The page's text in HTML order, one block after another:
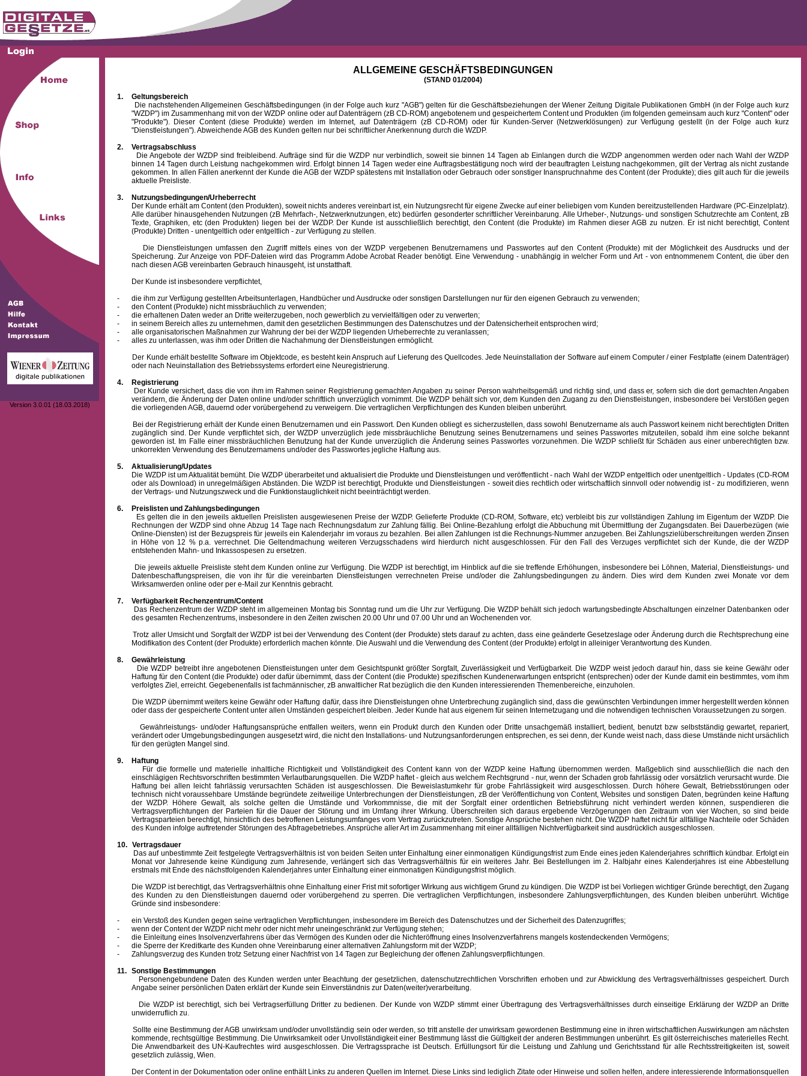
Version 3.0.01 (18.03.2018)
ALLGEMEINE GESCHÄFTSBEDINGUNGEN
(STAND 01/2004)
1.
Geltungsbereich
Die nachstehenden Allgemeinen Geschäftsbedingungen (in der Folge auch kurz "AGB") gelten für die Geschäftsbeziehungen der Wiener Zeitung Digitale Publikationen GmbH (in der Folge auch kurz
"WZDP") im Zusammenhang mit von der WZDP online oder auf Datenträgern (zB CD-ROM) angebotenem und gespeichertem Content und Produkten (im folgenden gemeinsam auch kurz "Content" oder
"Produkte"). Dieser Content (diese Produkte) werden im Internet, auf Datenträgern (zB CD-ROM) oder für Kunden-Server (Netzwerklösungen) zur Verfügung gestellt (in der Folge auch kurz
"Dienstleistungen"). Abweichende AGB des Kunden gelten nur bei schriftlicher Anerkennung durch die WZDP.
2.
Vertragsabschluss
Die Angebote der WZDP sind freibleibend. Aufträge sind für die WZDP nur verbindlich, soweit sie binnen 14 Tagen ab Einlangen durch die WZDP angenommen werden oder nach Wahl der WZDP
binnen 14 Tagen durch Leistung nachgekommen wird. Erfolgt binnen 14 Tagen weder eine Auftragsbestätigung noch wird der beauftragten Leistung nachgekommen, gilt der Vertrag als nicht zustande
gekommen. In allen Fällen anerkennt der Kunde die AGB der WZDP spätestens mit Installation oder Gebrauch oder sonstiger Inanspruchnahme des Content (der Produkte); dies gilt auch für die jeweils
aktuelle Preisliste.
3.
Nutzungsbedingungen/Urheberrecht
Der Kunde erhält am Content (den Produkten), soweit nichts anderes vereinbart ist, ein Nutzungsrecht für eigene Zwecke auf einer beliebigen vom Kunden bereitzustellenden Hardware (PC-Einzelplatz).
Alle darüber hinausgehenden Nutzungen (zB Mehrfach-, Netzwerknutzungen, etc) bedürfen gesonderter schriftlicher Vereinbarung. Alle Urheber-, Nutzungs- und sonstigen Schutzrechte am Content, zB
Texte, Graphiken, etc (den Produkten) liegen bei der WZDP. Der Kunde ist ausschließlich berechtigt, den Content (die Produkte) im Rahmen dieser AGB zu nutzen. Er ist nicht berechtigt, Content
(Produkte) Dritten - unentgeltlich oder entgeltlich - zur Verfügung zu stellen.
Die Dienstleistungen umfassen den Zugriff mittels eines von der WZDP vergebenen Benutzernamens und Passwortes auf den Content (Produkte) mit der Möglichkeit des Ausdrucks und der
Speicherung. Zur Anzeige von PDF-Dateien wird das Programm Adobe Acrobat Reader benötigt. Eine Verwendung - unabhängig in welcher Form und Art - von entnommenem Content, die über den
nach diesen AGB vereinbarten Gebrauch hinausgeht, ist unstatthaft.
Der Kunde ist insbesondere verpflichtet,
-
die ihm zur Verfügung gestellten Arbeitsunterlagen, Handbücher und Ausdrucke oder sonstigen Darstellungen nur für den eigenen Gebrauch zu verwenden;
-
den Content (Produkte) nicht missbräuchlich zu verwenden;
-
die erhaltenen Daten weder an Dritte weiterzugeben, noch gewerblich zu vervielfältigen oder zu verwerten;
-
in seinem Bereich alles zu unternehmen, damit den gesetzlichen Bestimmungen des Datenschutzes und der Datensicherheit entsprochen wird;
-
alle organisatorischen Maßnahmen zur Wahrung der bei der WZDP liegenden Urheberrechte zu veranlassen;
-
alles zu unterlassen, was ihm oder Dritten die Nachahmung der Dienstleistungen ermöglicht.
Der Kunde erhält bestellte Software im Objektcode, es besteht kein Anspruch auf Lieferung des Quellcodes. Jede Neuinstallation der Software auf einem Computer / einer Festplatte (einem Datenträger)
oder nach Neuinstallation des Betriebssystems erfordert eine Neuregistrierung.
4.
Registrierung
Der Kunde versichert, dass die von ihm im Rahmen seiner Registrierung gemachten Angaben zu seiner Person wahrheitsgemäß und richtig sind, und dass er, sofern sich die dort gemachten Angaben
verändern, die Änderung der Daten online und/oder schriftlich unverzüglich vornimmt. Die WZDP behält sich vor, dem Kunden den Zugang zu den Dienstleistungen, insbesondere bei Verstößen gegen
die vorliegenden AGB, dauernd oder vorübergehend zu verweigern. Die vertraglichen Verpflichtungen des Kunden bleiben unberührt.
Bei der Registrierung erhält der Kunde einen Benutzernamenund ein Passwort. Den Kunden obliegt es sicherzustellen, dass sowohl Benutzername als auch Passwort keinem nicht berechtigten Dritten
zugänglich sind. Der Kunde verpflichtet sich, der WZDP unverzüglich jede missbräuchliche Benutzung seines Benutzernamens und seines Passwortes mitzuteilen, sobald ihm eine solche bekannt
geworden ist. Im Falle einer missbräuchlichen Benutzung hat der Kunde unverzüglich die Änderung seines Passwortes vorzunehmen. Die WZDP schließt für Schäden aus einer unberechtigten bzw.
unkorrekten Verwendung des Benutzernamens und/oder des Passwortes jegliche Haftung aus.
5.
Aktualisierung/Updates
Die WZDP ist um Aktualität bemüht. Die WZDP überarbeitet und aktualisiert die Produkte und Dienstleistungen und veröffentlicht - nach Wahl der WZDP entgeltlich oder unentgeltlich - Updates (CD-ROM
oder als Download) in unregelmäßigen Abständen. Die WZDP ist berechtigt, Produkte und Dienstleistungen - soweit dies rechtlich oder wirtschaftlich sinnvoll oder notwendig ist - zu modifizieren, wenn
der Vertrags- und Nutzungszweck und die Funktionstauglichkeit nicht beeinträchtigt werden.
6.
Preislisten und Zahlungsbedingungen
Es gelten die in den jeweils aktuellen Preislisten ausgewiesenen Preise der WZDP. Gelieferte Produkte (CD-ROM, Software, etc) verbleibt bis zur vollständigen Zahlung im Eigentum der WZDP. Die
Rechnungen der WZDP sind ohne Abzug 14 Tage nach Rechnungsdatum zur Zahlung fällig. Bei Online-Bezahlung erfolgt die Abbuchung mit Übermittlung der Zugangsdaten. Bei Dauerbezügen (wie
Online-Diensten) ist der Bezugspreis für jeweils ein Kalenderjahr im voraus zu bezahlen. Bei allen Zahlungen ist die Rechnungs-Nummer anzugeben. Bei Zahlungszielüberschreitungen werden Zinsen
in Höhe von 12 % p.a. verrechnet. Die Geltendmachung weiteren Verzugsschadens wird hierdurch nicht ausgeschlossen. Für den Fall des Verzuges verpflichtet sich der Kunde, die der WZDP
entstehenden Mahn- und Inkassospesen zu ersetzen.
Die jeweils aktuelle Preisliste steht dem Kunden online zur Verfügung. Die WZDP ist berechtigt, im Hinblick auf die sie treffende Erhöhungen, insbesondere bei Löhnen, Material, Dienstleistungs- und
Datenbeschaffungspreisen, die von ihr für die vereinbarten Dienstleistungen verrechneten Preise und/oder die Zahlungsbedingungen zu ändern. Dies wird dem Kunden zwei Monate vor dem
Wirksamwerden online oder per e-Mail zur Kenntnis gebracht.
7.
Verfügbarkeit Rechenzentrum/Content
Das Rechenzentrum der WZDP steht im allgemeinen Montag bis Sonntag rund um die Uhr zur Verfügung. Die WZDP behält sich jedoch wartungsbedingte Abschaltungen einzelner Datenbanken oder
des gesamten Rechenzentrums, insbesondere in den Zeiten zwischen 20.00 Uhr und 07.00 Uhr und an Wochenenden vor.
Trotz aller Umsicht und Sorgfalt der WZDP ist bei der Verwendung des Content (der Produkte) stets darauf zu achten, dass eine geänderte Gesetzeslage oder Änderung durch die Rechtsprechung eine
Modifikation des Content (der Produkte) erforderlich machen könnte. Die Auswahl und die Verwendung des Content (der Produkte) erfolgt in alleiniger Verantwortung des Kunden.
8.
Gewährleistung
Die WZDP betreibt ihre angebotenen Dienstleistungen unter dem Gesichtspunkt größter Sorgfalt, Zuverlässigkeit und Verfügbarkeit. Die WZDP weist jedoch darauf hin, dass sie keine Gewähr oder
Haftung für den Content (die Produkte) oder dafür übernimmt, dass der Content (die Produkte) spezifischen Kundenerwartungen entspricht (entsprechen) oder der Kunde damit ein bestimmtes, vom ihm
verfolgtes Ziel, erreicht. Gegebenenfalls ist fachmännischer, zB anwaltlicher Rat bezüglich die den Kunden interessierenden Themenbereiche, einzuholen.
Die WZDP übernimmt weiters keine Gewähr oder Haftung dafür, dass ihre Dienstleistungen ohne Unterbrechung zugänglich sind, dass die gewünschten Verbindungen immer hergestellt werden können
oder dass der gespeicherte Content unter allen Umständen gespeichert bleiben. Jeder Kunde hat aus eigenem für seinen Internetzugang und die notwendigen technischen Voraussetzungen zu sorgen.
Gewährleistungs- und/oder Haftungsansprüche entfallen weiters, wenn ein Produkt durch den Kunden oder Dritte unsachgemäß installiert, bedient, benutzt bzw selbstständig gewartet, repariert,
verändert oder Umgebungsbedingungen ausgesetzt wird, die nicht den Installations- und Nutzungsanforderungen entsprechen, es sei denn, der Kunde weist nach, dass diese Umstände nicht ursächlich
für den gerügten Mangel sind.
9.
Haftung
Für die formelle und materielle inhaltliche Richtigkeit und Vollständigkeit des Content kann von der WZDP keine Haftung übernommen werden. Maßgeblich sind ausschließlich die nach den
einschlägigen Rechtsvorschriften bestimmten Verlautbarungsquellen. Die WZDP haftet - gleich aus welchem Rechtsgrund - nur, wenn der Schaden grob fahrlässig oder vorsätzlich verursacht wurde. Die
Haftung bei allen leicht fahrlässig verursachten Schäden ist ausgeschlossen. Die Beweislastumkehr für grobe Fahrlässigkeit wird ausgeschlossen. Durch höhere Gewalt, Betriebsstörungen oder
technisch nicht voraussehbare Umstände begründete zeitweilige Unterbrechungen der Dienstleistungen, zB der Veröffentlichung von Content, Websites und sonstigen Daten, begründen keine Haftung
der WZDP. Höhere Gewalt, als solche gelten die Umstände und Vorkommnisse, die mit der Sorgfalt einer ordentlichen Betriebsführung nicht verhindert werden können, suspendieren die
Vertragsverpflichtungen der Parteien für die Dauer der Störung und im Umfang ihrer Wirkung. Überschreiten sich daraus ergebende Verzögerungen den Zeitraum von vier Wochen, so sind beide
Vertragsparteien berechtigt, hinsichtlich des betroffenen Leistungsumfanges vom Vertrag zurückzutreten. Sonstige Ansprüche bestehen nicht. Die WZDP haftet nicht für allfällige Nachteile oder Schäden
des Kunden infolge auftretender Störungen des Abfragebetriebes. Ansprüche aller Art im Zusammenhang mit einer allfälligen Nichtverfügbarkeit sind ausdrücklich ausgeschlossen.
10. Vertragsdauer
Das auf unbestimmte Zeit festgelegte Vertragsverhältnis ist von beiden Seiten unter Einhaltung einer einmonatigen Kündigungsfrist zum Ende eines jeden Kalenderjahres schriftlich kündbar. Erfolgt ein
Monat vor Jahresende keine Kündigung zum Jahresende, verlängert sich das Vertragsverhältnis für ein weiteres Jahr. Bei Bestellungen im 2. Halbjahr eines Kalenderjahres ist eine Abbestellung
erstmals mit Ende des nächstfolgenden Kalenderjahres unter Einhaltung einer einmonatigen Kündigungsfrist möglich.
Die WZDP ist berechtigt, das Vertragsverhältnis ohne Einhaltung einer Frist mit sofortiger Wirkung aus wichtigem Grund zu kündigen. Die WZDP ist bei Vorliegen wichtiger Gründe berechtigt, den Zugang
des Kunden zu den Dienstleistungen dauernd oder vorübergehend zu sperren. Die vertraglichen Verpflichtungen, insbesondere Zahlungsverpflichtungen, des Kunden bleiben unberührt. Wichtige
Gründe sind insbesondere:
-
ein Verstoß des Kunden gegen seine vertraglichen Verpflichtungen, insbesondere im Bereich des Datenschutzes und der Sicherheit des Datenzugriffes;
-
wenn der Content der WZDP nicht mehr oder nicht mehr uneingeschränkt zur Verfügung stehen;
-
die Einleitung eines Insolvenzverfahrens über das Vermögen des Kunden oder die Nichteröffnung eines Insolvenzverfahrens mangels kostendeckenden Vermögens;
-
die Sperre der Kreditkarte des Kunden ohne Vereinbarung einer alternativen Zahlungsform mit der WZDP;
-
Zahlungsverzug des Kunden trotz Setzung einer Nachfrist von 14 Tagen zur Begleichung der offenen Zahlungsverpflichtungen.
11. Sonstige Bestimmungen
Personengebundene Daten des Kunden werden unter Beachtung der gesetzlichen, datenschutzrechtlichen Vorschriften erhoben und zur Abwicklung des Vertragsverhältnisses gespeichert. Durch
Angabe seiner persönlichen Daten erklärt der Kunde sein Einverständnis zur Daten(weiter)verarbeitung.
Die WZDP ist berechtigt, sich bei Vertragserfüllung Dritter zu bedienen. Der Kunde von WZDP stimmt einer Übertragung des Vertragsverhältnisses durch einseitige Erklärung der WZDP an Dritte
unwiderruflich zu.
Sollte eine Bestimmung der AGB unwirksam und/oder unvollständig sein oder werden, so tritt anstelle der unwirksam gewordenen Bestimmung eine in ihren wirtschaftlichen Auswirkungen am nächsten
kommende, rechtsgültige Bestimmung. Die Unwirksamkeit oder Unvollständigkeit einer Bestimmung lässt die Gültigkeit der anderen Bestimmungen unberührt. Es gilt österreichisches materielles Recht.
Die Anwendbarkeit des UN-Kaufrechtes wird ausgeschlossen. Die Vertragssprache ist Deutsch. Erfüllungsort für die Leistung und Zahlungund Gerichtsstand für alle Rechtsstreitigkeiten ist, soweit
gesetzlich zulässig, Wien.
Der Content in der Dokumentation oder online enthält Links zu anderen Quellen im Internet. Diese Links sind lediglich Zitate oder Hinweise und sollen helfen, andere interessierende Informationsquellen